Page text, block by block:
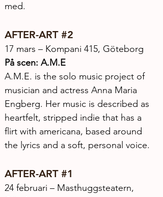
med.
AFTER-ART #2
17 mars – Kompani 415, Göteborg
På scen: A.M.E
A.M.E. is the solo music project of
musician and actress Anna Maria
Engberg. Her music is described as
heartfelt, stripped indie that has a
flirt with americana, based around
the lyrics and a soft, personal voice.
AFTER-ART #1
24 februari – Masthuggsteatern,